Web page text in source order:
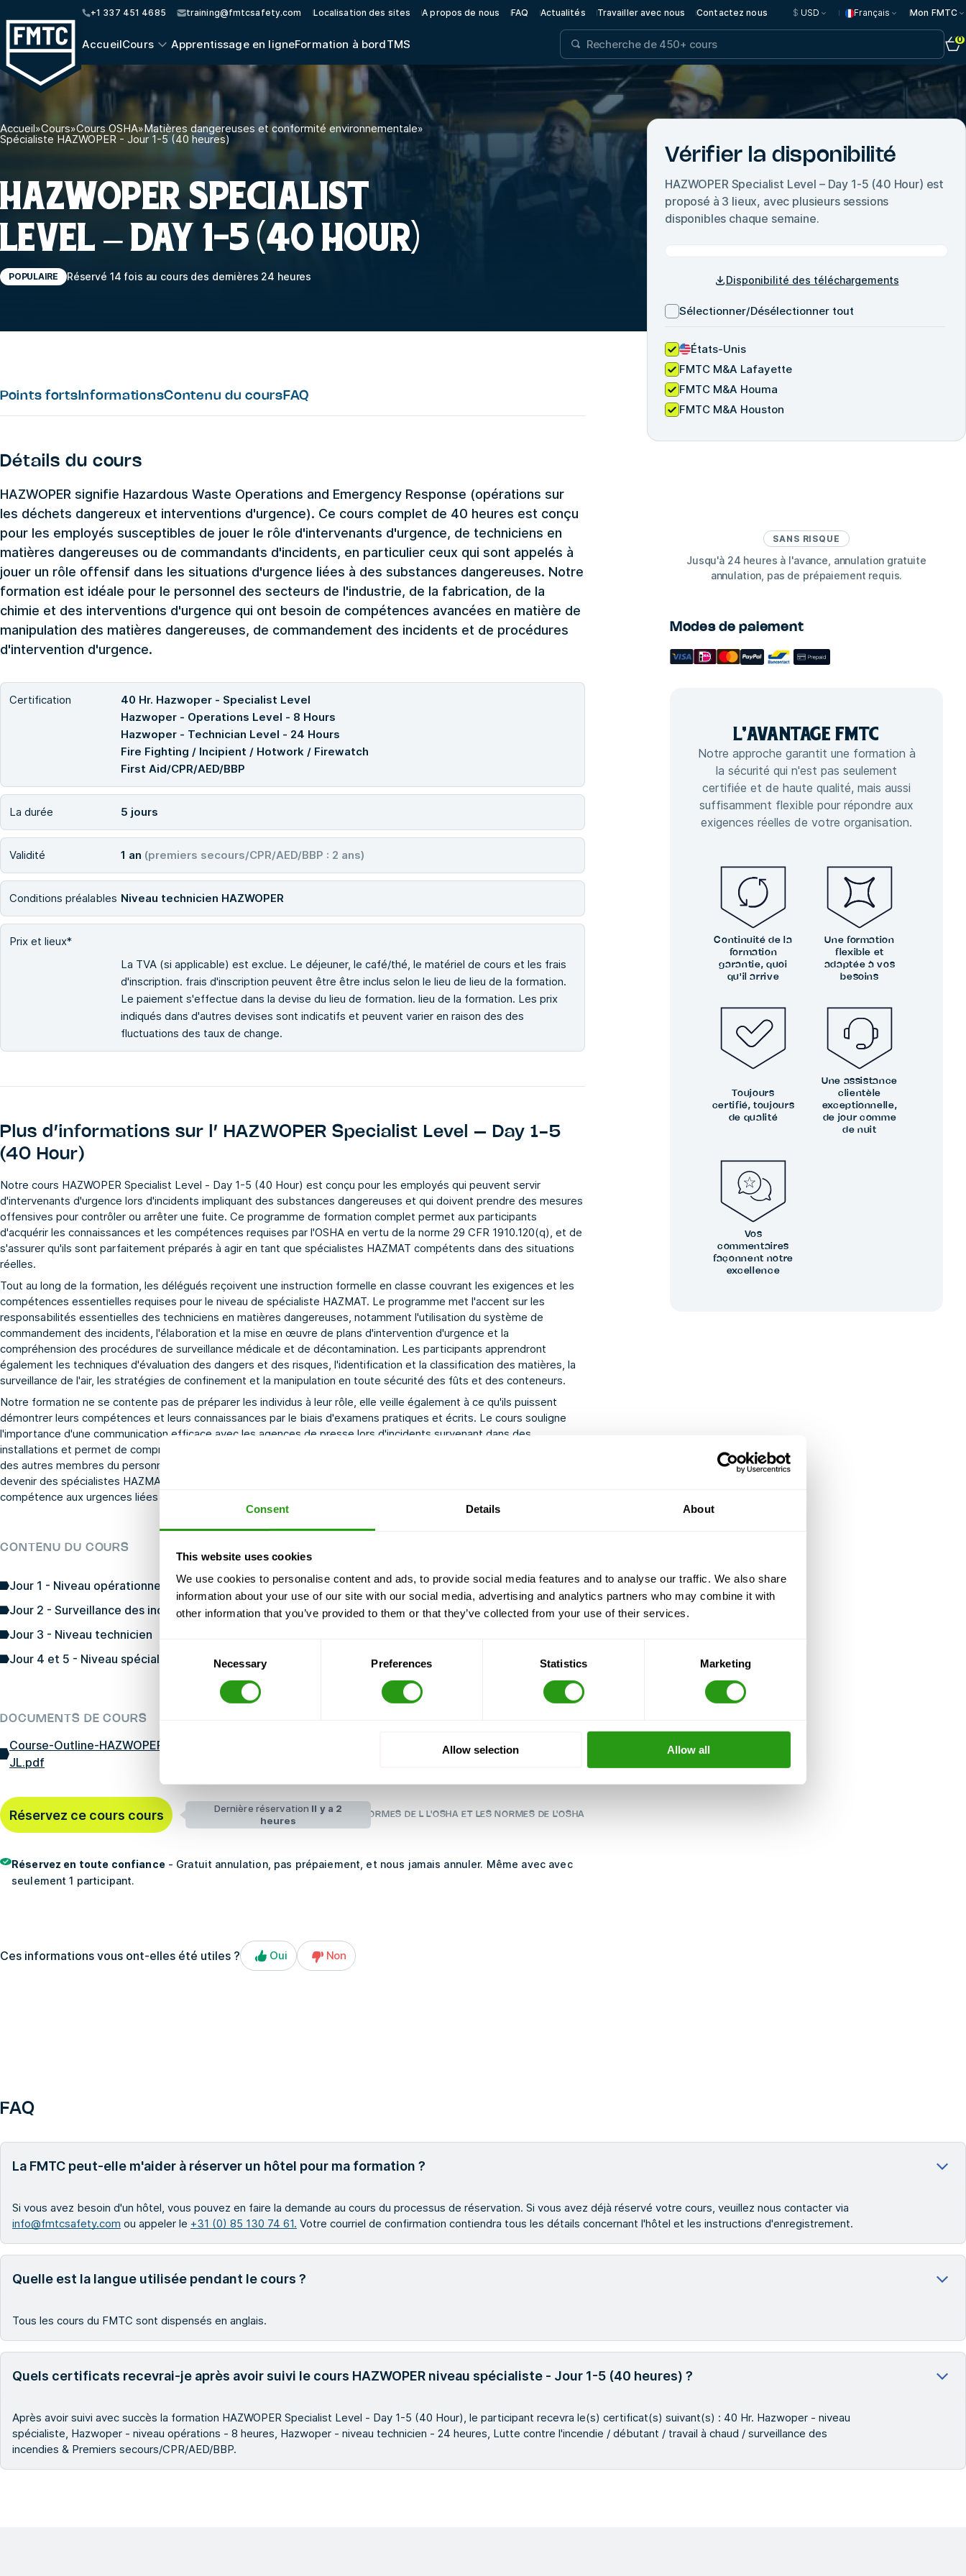
Consent Details About
This website uses cookies
We use cookies to personalise content and ads, to provide social media features and to analyse our traffic. We also share
information about your use of our site with our social media, advertising and analytics partners who may combine it with
other information that you’ve provided to them or that they’ve collected from your use of their services.
Necessary Preferences Statistics Marketing
Allow selection Allow all
+1 337 451 4685 training@fmtcsafety.com Localisation des sites A propos de nous FAQ Actualités Travailler avec nous Contactez nous $ USD Français Mon FMTC
AccueilCours Apprentissage en ligneFormation à bordTMS 0
Accueil»Cours»Cours OSHA»Matières dangereuses et conformité environnementale»
Spécialiste HAZWOPER - Jour 1-5 (40 heures)
HAZWOPER SPECIALIST
LEVEL – DAY 1-5 (40 HOUR)
POPULAIRE Réservé 14 fois au cours des dernières 24 heures
Points forts InformationsContenu du cours FAQ
Détails du cours
HAZWOPER signifie Hazardous Waste Operations and Emergency Response (opérations sur
les déchets dangereux et interventions d'urgence). Ce cours complet de 40 heures est conçu
pour les employés susceptibles de jouer le rôle d'intervenants d'urgence, de techniciens en
matières dangereuses ou de commandants d'incidents, en particulier ceux qui sont appelés à
jouer un rôle offensif dans les situations d'urgence liées à des substances dangereuses. Notre
formation est idéale pour le personnel des secteurs de l'industrie, de la fabrication, de la
chimie et des interventions d'urgence qui ont besoin de compétences avancées en matière de
manipulation des matières dangereuses, de commandement des incidents et de procédures
d'intervention d'urgence.
Certification
40 Hr. Hazwoper - Specialist Level
Hazwoper - Operations Level - 8 Hours
Hazwoper - Technician Level - 24 Hours
Fire Fighting / Incipient / Hotwork / Firewatch
First Aid/CPR/AED/BBP
La durée 5 jours
Validité 1 an (premiers secours/CPR/AED/BBP : 2 ans)
Conditions préalables Niveau technicien HAZWOPER
Prix et lieux*
La TVA (si applicable) est exclue. Le déjeuner, le café/thé, le matériel de cours et les frais
d'inscription. frais d'inscription peuvent être être inclus selon le lieu de lieu de la formation.
Le paiement s'effectue dans la devise du lieu de formation. lieu de la formation. Les prix
indiqués dans d'autres devises sont indicatifs et peuvent varier en raison des des
fluctuations des taux de change.
Plus d’informations sur l’ HAZWOPER Specialist Level – Day 1-5
(40 Hour)
Notre cours HAZWOPER Specialist Level - Day 1-5 (40 Hour) est conçu pour les employés qui peuvent servir
d'intervenants d'urgence lors d'incidents impliquant des substances dangereuses et qui doivent prendre des mesures
offensives pour contrôler ou arrêter une fuite. Ce programme de formation complet permet aux participants
d'acquérir les connaissances et les compétences requises par l'OSHA en vertu de la norme 29 CFR 1910.120(q), et de
s'assurer qu'ils sont parfaitement préparés à agir en tant que spécialistes HAZMAT compétents dans des situations
réelles.
Tout au long de la formation, les délégués reçoivent une instruction formelle en classe couvrant les exigences et les
compétences essentielles requises pour le niveau de spécialiste HAZMAT. Le programme met l'accent sur les
responsabilités essentielles des techniciens en matières dangereuses, notamment l'utilisation du système de
commandement des incidents, l'élaboration et la mise en œuvre de plans d'intervention d'urgence et la
compréhension des procédures de surveillance médicale et de décontamination. Les participants apprendront
également les techniques d'évaluation des dangers et des risques, l'identification et la classification des matières, la
surveillance de l'air, les stratégies de confinement et la manipulation en toute sécurité des fûts et des conteneurs.
Notre formation ne se contente pas de préparer les individus à leur rôle, elle veille également à ce qu'ils puissent
démontrer leurs compétences et leurs connaissances par le biais d'examens pratiques et écrits. Le cours souligne
l'importance d'une communication efficace avec les agences de presse lors d'incidents survenant dans des
installations et permet de comprendre clairement les devoirs et les responsabilités du commandant de l'incident et
des autres membres du personnel d'intervention d'urgence. À l'issue de la formation, les participants auront appris à
devenir des spécialistes HAZMAT, dotés des compétences formelles nécessaires pour répondre avec assurance et
compétence aux urgences liées aux matières dangereuses.
CONTENU DU COURS
Jour 1 - Niveau opérationnel
Jour 2 - Surveillance des incendies naissants et premiers secours/CPR/AED
Jour 3 - Niveau technicien
Jour 4 et 5 - Niveau spécialiste/commandant d'incident
DOCUMENTS DE COURS
Course-Outline-HAZWOPER-40-Hour-Specialist-Incident-Commander-07-09-24-
JL.pdf
Réservez ce cours cours Dernière réservation Il y a 2
heures
LA FORMATION ALIGNÉES SUR LES NORMES DE L L'OSHA ET LES NORMES DE L'OSHA
Réservez en toute confiance- Gratuit annulation, pas prépaiement, et nous jamais annuler. Même avec avec
seulement 1 participant.
Ces informations vous ont-elles été utiles ? Oui Non
Vérifier la disponibilité
HAZWOPER Specialist Level – Day 1-5 (40 Hour) est
proposé à 3 lieux, avec plusieurs sessions
disponibles chaque semaine.
Disponibilité des téléchargements
Sélectionner/Désélectionner tout
États-Unis
FMTC M&A Lafayette
FMTC M&A Houma
FMTC M&A Houston
SANS RISQUE
Jusqu'à 24 heures à l'avance, annulation gratuite
annulation, pas de prépaiement requis.
Modes de paiement
L'AVANTAGE FMTC
Notre approche garantit une formation à
la sécurité qui n'est pas seulement
certifiée et de haute qualité, mais aussi
suffisamment flexible pour répondre aux
exigences réelles de votre organisation.
Continuité de la
formation
garantie, quoi
qu'il arrive
Une formation
flexible et
adaptée à vos
besoins
Toujours
certifié, toujours
de qualité
Une assistance
clientèle
exceptionnelle,
de jour comme
de nuit
Vos
commentaires
façonnent notre
excellence
FAQ
La FMTC peut-elle m'aider à réserver un hôtel pour ma formation ?
Si vous avez besoin d'un hôtel, vous pouvez en faire la demande au cours du processus de réservation. Si vous avez déjà réservé votre cours, veuillez nous contacter via
info@fmtcsafety.com ou appeler le +31 (0) 85 130 74 61. Votre courriel de confirmation contiendra tous les détails concernant l'hôtel et les instructions d'enregistrement.
Quelle est la langue utilisée pendant le cours ?
Tous les cours du FMTC sont dispensés en anglais.
Quels certificats recevrai-je après avoir suivi le cours HAZWOPER niveau spécialiste - Jour 1-5 (40 heures) ?
Après avoir suivi avec succès la formation HAZWOPER Specialist Level - Day 1-5 (40 Hour), le participant recevra le(s) certificat(s) suivant(s) : 40 Hr. Hazwoper - niveau
spécialiste, Hazwoper - niveau opérations - 8 heures, Hazwoper - niveau technicien - 24 heures, Lutte contre l'incendie / débutant / travail à chaud / surveillance des
incendies & Premiers secours/CPR/AED/BBP.